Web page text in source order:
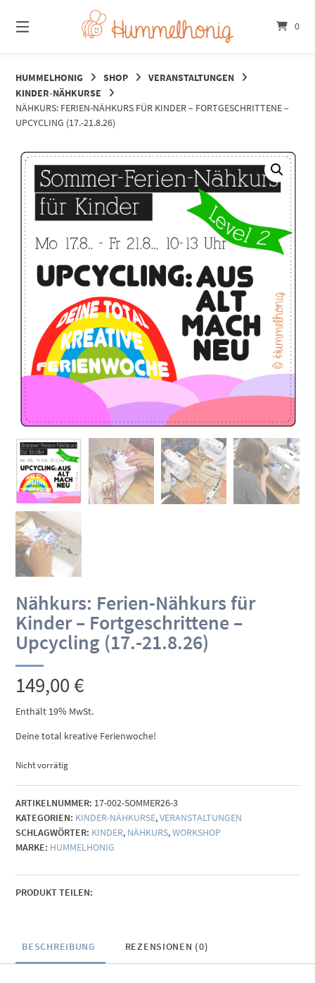
zum
Inhalt
0
HUMMELHONIG SHOP
VERANSTALTUNGEN
KINDER-NÄHKURSE
NÄHKURS: FERIEN-NÄHKURS FÜR KINDER – FORTGESCHRITTENE –
UPCYCLING (17.-21.8.26)
Nähkurs: Ferien-Nähkurs für
Kinder – Fortgeschrittene –
Upcycling (17.-21.8.26)
149,00€
Enthält 19% MwSt.
Deine total kreative Ferienwoche!
Nicht vorrätig
ARTIKELNUMMER: 17-002-SOMMER26-3
KATEGORIEN: KINDER-NÄHKURSE,VERANSTALTUNGEN
SCHLAGWÖRTER: KINDER, NÄHKURS,WORKSHOP
MARKE: HUMMELHONIG
PRODUKT TEILEN:
BESCHREIBUNG REZENSIONEN (0)